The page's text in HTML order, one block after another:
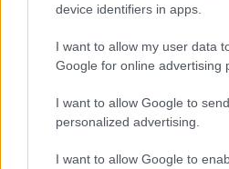
device identifiers in apps.
I want to allow my user data
Google for online advertising
I want to allow Google to
personalized advertising.
I want to allow Google to
Letizia Fontana · 8 Ago 2026
NEWS